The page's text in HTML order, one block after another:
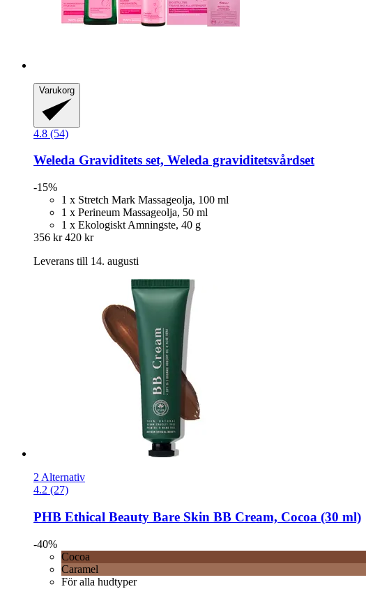
Varukorg
4.8 (54)
Weleda Graviditets set, Weleda graviditetsvårdset
-15%
1 x Stretch Mark Massageolja, 100 ml
1 x Perineum Massageolja, 50 ml
1 x Ekologiskt Amningste, 40 g
356 kr 420 kr
Leverans till 14. augusti
2 Alternativ
4.2 (27)
PHB Ethical Beauty Bare Skin BB Cream, Cocoa (30 ml)
-40%
Cocoa
Caramel
För alla hudtyper